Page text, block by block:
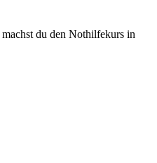
machst du den Nothilfekurs in